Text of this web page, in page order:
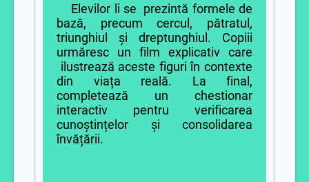
Elevilor li se prezintă formele de
bază, precum cercul, pătratul,
triunghiul și dreptunghiul. Copiii
urmăresc un film explicativ care
ilustrează aceste figuri în contexte
din viața reală. La final,
completează un chestionar
interactiv pentru verificarea
cunoștințelor și consolidarea
învățării.